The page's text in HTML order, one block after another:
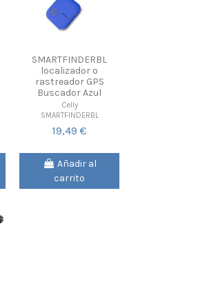
SMARTFINDERBL
localizador o
rastreador GPS
Buscador Azul
Celly
SMARTFINDERBL
19,49 €
Añadir al
carrito